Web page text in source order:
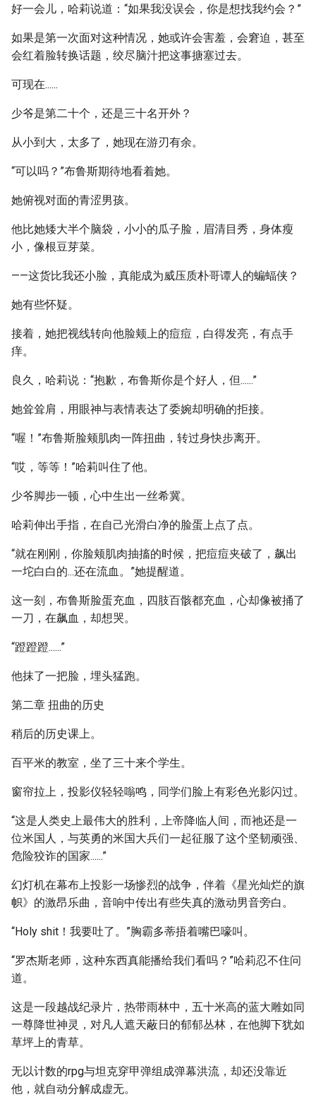
好一会儿，哈莉说道：“如果我没误会，你是想找我约会？”
如果是第一次面对这种情况，她或许会害羞，会窘迫，甚至
会红着脸转换话题，绞尽脑汁把这事搪塞过去。
可现在......
少爷是第二十个，还是三十名开外？
从小到大，太多了，她现在游刃有余。
“可以吗？”布鲁斯期待地看着她。
她俯视对面的青涩男孩。
他比她矮大半个脑袋，小小的瓜子脸，眉清目秀，身体瘦
小，像根豆芽菜。
——这货比我还小脸，真能成为威压质朴哥谭人的蝙蝠侠？
她有些怀疑。
接着，她把视线转向他脸颊上的痘痘，白得发亮，有点手
痒。
良久，哈莉说：“抱歉，布鲁斯你是个好人，但......”
她耸耸肩，用眼神与表情表达了委婉却明确的拒接。
“喔！”布鲁斯脸颊肌肉一阵扭曲，转过身快步离开。
“哎，等等！”哈莉叫住了他。
少爷脚步一顿，心中生出一丝希冀。
哈莉伸出手指，在自己光滑白净的脸蛋上点了点。
“就在刚刚，你脸颊肌肉抽搐的时候，把痘痘夹破了，飙出
一坨白白的...还在流血。”她提醒道。
这一刻，布鲁斯脸蛋充血，四肢百骸都充血，心却像被捅了
一刀，在飙血，却想哭。
“蹬蹬蹬......”
他抹了一把脸，埋头猛跑。
第二章 扭曲的历史
稍后的历史课上。
百平米的教室，坐了三十来个学生。
窗帘拉上，投影仪轻轻嗡鸣，同学们脸上有彩色光影闪过。
“这是人类史上最伟大的胜利，上帝降临人间，而祂还是一
位米国人，与英勇的米国大兵们一起征服了这个坚韧顽强、
危险狡诈的国家......”
幻灯机在幕布上投影一场惨烈的战争，伴着《星光灿烂的旗
帜》的激昂乐曲，音响中传出有些失真的激动男音旁白。
“Holy shit！我要吐了。”胸霸多蒂捂着嘴巴嚎叫。
“罗杰斯老师，这种东西真能播给我们看吗？”哈莉忍不住问
道。
这是一段越战纪录片，热带雨林中，五十米高的蓝大雕如同
一尊降世神灵，对凡人遮天蔽日的郁郁丛林，在他脚下犹如
草坪上的青草。
无以计数的rpg与坦克穿甲弹组成弹幕洪流，却还没靠近
他，就自动分解成虚无。